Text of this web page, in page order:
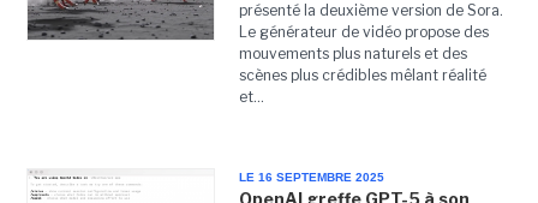
présenté la deuxième version de Sora.
Le générateur de vidéo propose des
mouvements plus naturels et des
scènes plus crédibles mêlant réalité
et...
LE 16 SEPTEMBRE 2025
OpenAI greffe GPT-5 à son